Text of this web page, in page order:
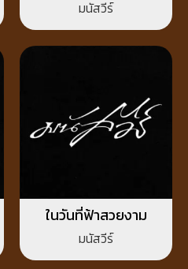
มนัสวีร์
ในวันที่ฟ้าสวยงาม
มนัสวีร์